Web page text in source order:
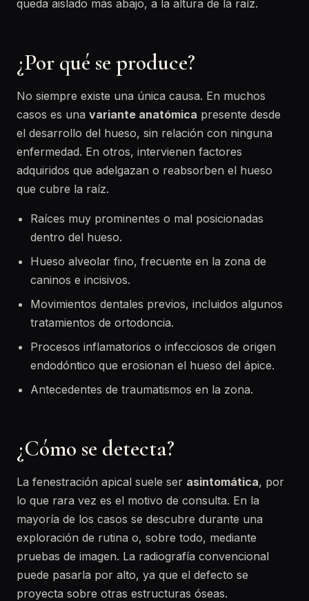
queda aislado más abajo, a la altura de la raíz.
¿Por qué se produce?
No siempre existe una única causa. En muchos
casos es una variante anatómica presente desde
el desarrollo del hueso, sin relación con ninguna
enfermedad. En otros, intervienen factores
adquiridos que adelgazan o reabsorben el hueso
que cubre la raíz.
Raíces muy prominentes o mal posicionadas
dentro del hueso.
Hueso alveolar fino, frecuente en la zona de
caninos e incisivos.
Movimientos dentales previos, incluidos algunos
tratamientos de ortodoncia.
Procesos inflamatorios o infecciosos de origen
endodóntico que erosionan el hueso del ápice.
Antecedentes de traumatismos en la zona.
¿Cómo se detecta?
La fenestración apical suele ser asintomática, por
lo que rara vez es el motivo de consulta. En la
mayoría de los casos se descubre durante una
exploración de rutina o, sobre todo, mediante
pruebas de imagen. La radiografía convencional
puede pasarla por alto, ya que el defecto se
proyecta sobre otras estructuras óseas.